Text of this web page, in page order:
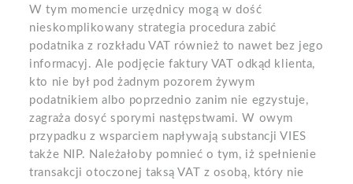
W tym momencie urzędnicy mogą w dość
nieskomplikowany strategia procedura zabić
podatnika z rozkładu VAT również to nawet bez jego
informacyj. Ale podjęcie faktury VAT odkąd klienta,
kto nie był pod żadnym pozorem żywym
podatnikiem albo poprzednio zanim nie egzystuje,
zagraża dosyć sporymi następstwami. W owym
przypadku z wsparciem napływają substancji VIES
także NIP. Należałoby pomnieć o tym, iż spełnienie
transakcji otoczonej taksą VAT z osobą, który nie